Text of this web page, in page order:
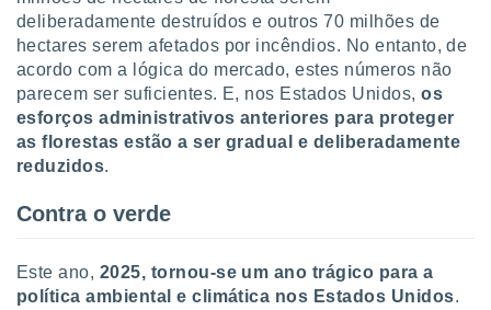
utilizar
criar
medir
o
deliberadamente destruídos e outros 70 milhões de
hectares serem afetados por incêndios. No entanto, de
acordo com a lógica do mercado, estes números não
parecem ser suficientes. E, nos Estados Unidos,os
esforços administrativos anteriores para proteger
as florestas estão a ser gradual e deliberadamente
reduzidos.
Contra o verde
Este ano, 2025, tornou-se um ano trágico para a
política ambiental e climática nos Estados Unidos.